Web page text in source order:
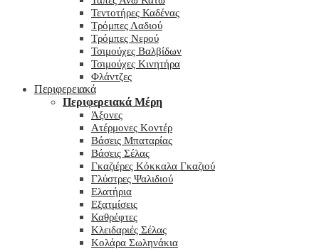
Τεντοτήρες Καδένας
Τρόμπες Λαδιού
Τρόμπες Νερού
Τσιμούχες Βαλβίδων
Τσιμούχες Κινητήρα
Φλάντζες
Περιφερειακά
Περιφερειακά Μέρη
Άξονες
Ατέρμονες Κοντέρ
Βάσεις Μπαταρίας
Βάσεις Σέλας
Γκαζιέρες Κόκκαλα Γκαζιού
Γλύστρες Ψαλιδιού
Ελατήρια
Εξατμίσεις
Καθρέφτες
Κλειδαριές Σέλας
Κολάρα Σωληνάκια